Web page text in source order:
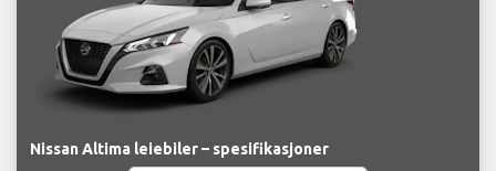
Nissan Altima leiebiler – spesifikasjoner